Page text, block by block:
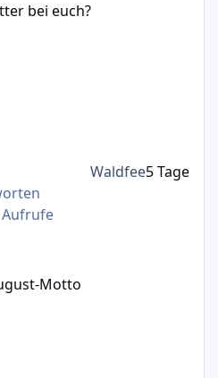
bei euch?
Aufrufe
Waldfee5 Tage
Motto